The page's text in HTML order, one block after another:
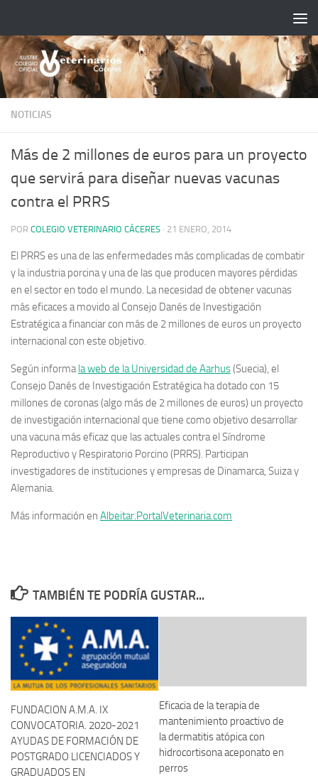
NOTICIAS
Más de 2 millones de euros para un proyecto
que servirá para diseñar nuevas vacunas
contra el PRRS
POR COLEGIO VETERINARIO CÁCERES · 21 ENERO, 2014
El PRRS es una de las enfermedades más complicadas de combatir
y la industria porcina y una de las que producen mayores pérdidas
en el sector en todo el mundo. La necesidad de obtener vacunas
más eficaces a movido al Consejo Danés de Investigación
Estratégica a financiar con más de 2 millones de euros un proyecto
internacional con este objetivo.
Según informa la web de la Universidad de Aarhus(Suecia), el
Consejo Danés de Investigación Estratégica ha dotado con 15
millones de coronas (algo más de 2 millones de euros) un proyecto
de investigación internacional que tiene como objetivo desarrollar
una vacuna más eficaz que las actuales contra el Síndrome
Reproductivo y Respiratorio Porcino (PRRS). Participan
investigadores de instituciones y empresas de Dinamarca, Suiza y
Alemania.
Más información en Albeitar.PortalVeterinaria.com
TAMBIÉN TE PODRÍA GUSTAR...
FUNDACION A.M.A. IX
CONVOCATORIA. 2020-2021
AYUDAS DE FORMACIÓN DE
POSTGRADO LICENCIADOS Y
GRADUADOS EN
Eficacia de la terapia de
mantenimiento proactivo de
la dermatitis atópica con
hidrocortisona aceponato en
perros